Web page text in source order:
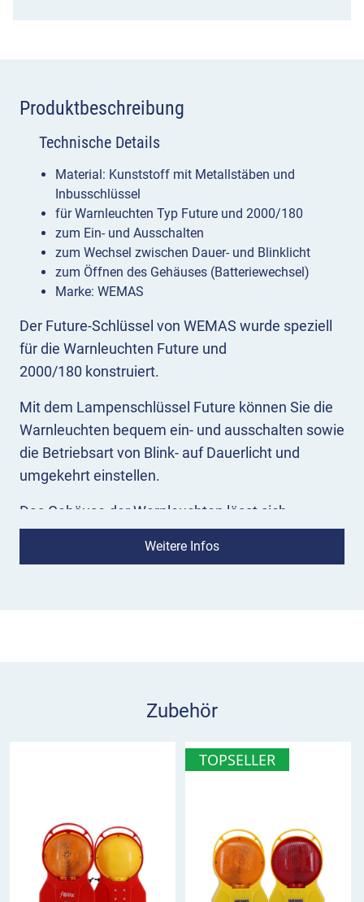
Produktbeschreibung
Der Future-Schlüssel von WEMAS wurde speziell
für die Warnleuchten Future und
2000/180 konstruiert.
Mit dem Lampenschlüssel Future können Sie die
Warnleuchten bequem ein- und ausschalten sowie
die Betriebsart von Blink- auf Dauerlicht und
umgekehrt einstellen.
Das Gehäuse der Warnleuchten lässt sich
ebenfalls mithilfe des Kunststoffschlüsseles mit
Metallstäben öffnen.
Weitere Infos
Technische Details
Material: Kunststoff mit Metallstäben und
Inbusschlüssel
für Warnleuchten Typ Future und 2000/180
zum Ein- und Ausschalten
zum Wechsel zwischen Dauer- und Blinklicht
zum Öffnen des Gehäuses (Batteriewechsel)
Marke: WEMAS
Zubehör
TOPSELLER